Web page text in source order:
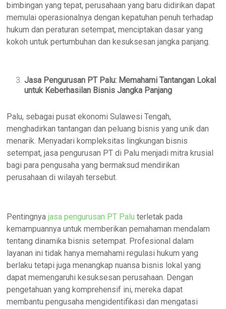
bimbingan yang tepat, perusahaan yang baru didirikan dapat
memulai operasionalnya dengan kepatuhan penuh terhadap
hukum dan peraturan setempat, menciptakan dasar yang
kokoh untuk pertumbuhan dan kesuksesan jangka panjang.
Jasa Pengurusan PT Palu: Memahami Tantangan Lokal
untuk Keberhasilan Bisnis Jangka Panjang
Palu, sebagai pusat ekonomi Sulawesi Tengah,
menghadirkan tantangan dan peluang bisnis yang unik dan
menarik. Menyadari kompleksitas lingkungan bisnis
setempat, jasa pengurusan PT di Palu menjadi mitra krusial
bagi para pengusaha yang bermaksud mendirikan
perusahaan di wilayah tersebut.
Pentingnyajasa pengurusan PT Palu terletak pada
kemampuannya untuk memberikan pemahaman mendalam
tentang dinamika bisnis setempat. Profesional dalam
layanan ini tidak hanya memahami regulasi hukum yang
berlaku tetapi juga menangkap nuansa bisnis lokal yang
dapat memengaruhi kesuksesan perusahaan. Dengan
pengetahuan yang komprehensif ini, mereka dapat
membantu pengusaha mengidentifikasi dan mengatasi